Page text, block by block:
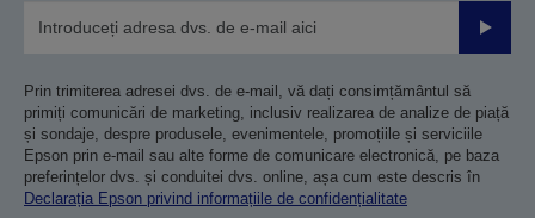
Prin trimiterea adresei dvs. de e-mail, vă dați consimțământul să
primiți comunicări de marketing, inclusiv realizarea de analize de piață
și sondaje, despre produsele, evenimentele, promoțiile și serviciile
Epson prin e-mail sau alte forme de comunicare electronică, pe baza
preferințelor dvs. și conduitei dvs. online, așa cum este descris în
Declarația Epson privind informațiile de confidențialitate